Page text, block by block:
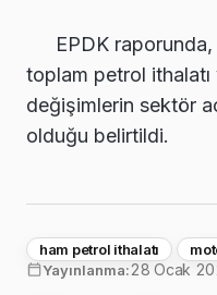
EPDK raporunda,
toplam petrol ithalatı
değişimlerin sektör
olduğu belirtildi.
ham petrol ithalatı
Yayınlanma:28 Ocak